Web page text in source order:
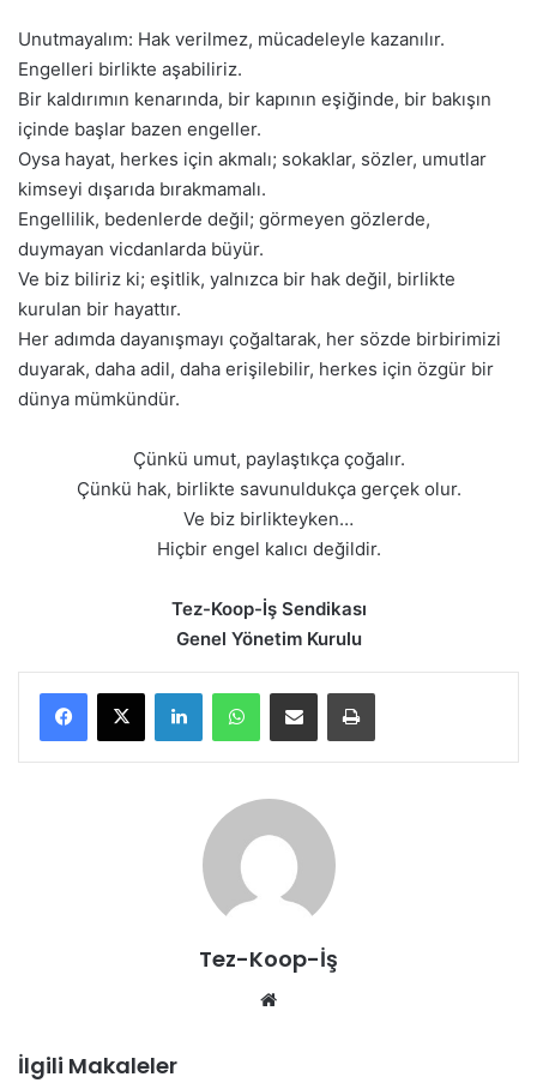
Unutmayalım: Hak verilmez, mücadeleyle kazanılır.
Engelleri birlikte aşabiliriz.
Bir kaldırımın kenarında, bir kapının eşiğinde, bir bakışın
içinde başlar bazen engeller.
Oysa hayat, herkes için akmalı; sokaklar, sözler, umutlar
kimseyi dışarıda bırakmamalı.
Engellilik, bedenlerde değil; görmeyen gözlerde,
duymayan vicdanlarda büyür.
Ve biz biliriz ki; eşitlik, yalnızca bir hak değil, birlikte
kurulan bir hayattır.
Her adımda dayanışmayı çoğaltarak, her sözde birbirimizi
duyarak, daha adil, daha erişilebilir, herkes için özgür bir
dünya mümkündür.
Çünkü umut, paylaştıkça çoğalır.
Çünkü hak, birlikte savunuldukça gerçek olur.
Ve biz birlikteyken…
Hiçbir engel kalıcı değildir.
Tez-Koop-İş Sendikası
Genel Yönetim Kurulu
Tez-Koop-İş
İlgili Makaleler